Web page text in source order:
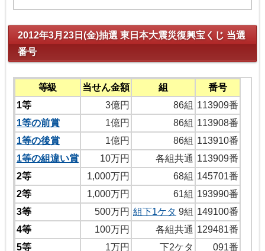
2012年3月23日(金)抽選 東日本大震災復興宝くじ 当選
番号
等級 当せん金額 組
番号
1等
3億円 86組 113909番
1等の前賞
1億円 86組 113908番
1等の後賞
1億円 86組 113910番
1等の組違い賞
10万円 各組共通 113909番
2等
1,000万円 68組 145701番
2等
1,000万円 61組 193990番
3等
500万円 組下1ケタ 9組 149100番
4等
100万円 各組共通 129481番
5等
1万円 下2ケタ
091番